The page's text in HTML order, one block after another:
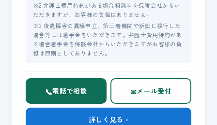
※2 弁護士費用特約がある場合相談料を保険会社からい
ただきますが、お客様の負担はありません。
※3 後遺障害の異議申立、第三者機関や訴訟に移行した
場合等には着手金をいただきます。弁護士費用特約があ
る場合着手金を保険会社からいただきますがお客様の負
担は原則としてありません。
📞電話で相談 ✉メール受付
詳しく見る ›